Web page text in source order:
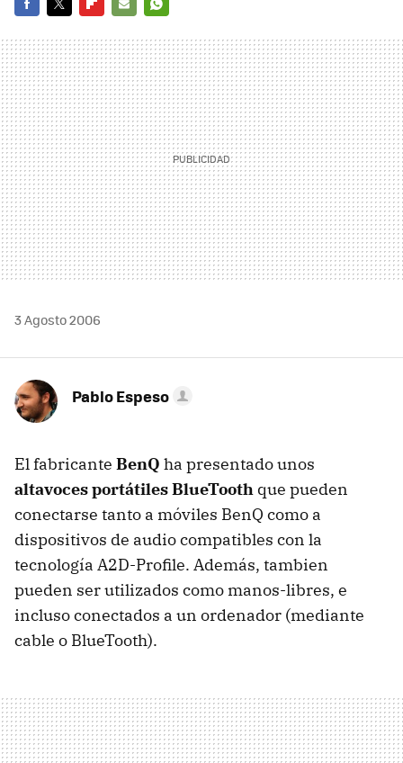
MAIL
3 Agosto 2006
Pablo Espeso
El fabricante BenQ ha presentado unos
altavoces portátiles BlueTooth que pueden
conectarse tanto a móviles BenQ como a
dispositivos de audio compatibles con la
tecnología A2D-Profile. Además, tambien
pueden ser utilizados como manos-libres, e
incluso conectados a un ordenador (mediante
cable o BlueTooth).